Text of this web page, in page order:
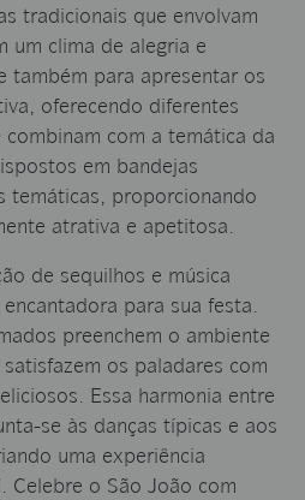
tradicionais que envolvam
um clima de alegria e
também para apresentar os
oferecendo diferentes
com a temática da
em bandejas
temáticas, proporcionando
atrativa e apetitosa.
de sequilhos e música
para sua festa.
preenchem o ambiente
os paladares com
Essa harmonia entre
se às danças típicas e aos
uma experiência
Celebre o São João com